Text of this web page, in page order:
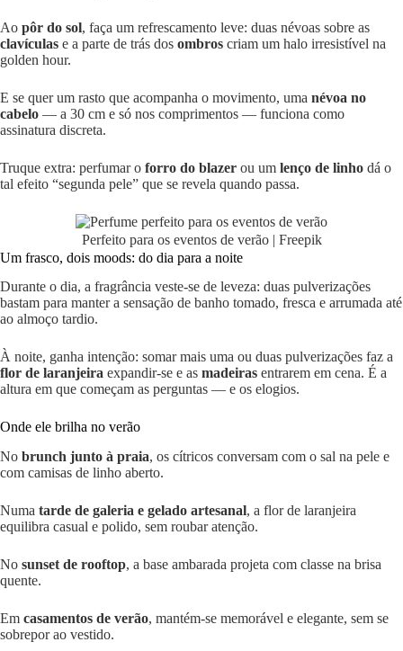
Ao pôr do sol, faça um refrescamento leve: duas névoas sobre as
clavículas e a parte de trás dos ombros criam um halo irresistível na
golden hour.
E se quer um rasto que acompanha o movimento, uma névoa no
cabelo — a 30 cm e só nos comprimentos — funciona como
assinatura discreta.
Truque extra: perfumar o forro do blazer ou um lenço de linho dá o
tal efeito “segunda pele” que se revela quando passa.
Perfeito para os eventos de verão | Freepik
Um frasco, dois moods: do dia para a noite
Durante o dia, a fragrância veste-se de leveza: duas pulverizações
bastam para manter a sensação de banho tomado, fresca e arrumada até
ao almoço tardio.
À noite, ganha intenção: somar mais uma ou duas pulverizações faz a
flor de laranjeira expandir-se e as madeiras entrarem em cena. É a
altura em que começam as perguntas — e os elogios.
Onde ele brilha no verão
No brunch junto à praia, os cítricos conversam com o sal na pele e
com camisas de linho aberto.
Numa tarde de galeria e gelado artesanal, a flor de laranjeira
equilibra casual e polido, sem roubar atenção.
No sunset de rooftop, a base ambarada projeta com classe na brisa
quente.
Em casamentos de verão, mantém-se memorável e elegante, sem se
sobrepor ao vestido.